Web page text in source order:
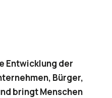
Entwicklung der
Bürger,
bringt Menschen